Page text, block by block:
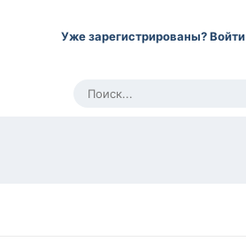
Уже зарегистрированы? Войти